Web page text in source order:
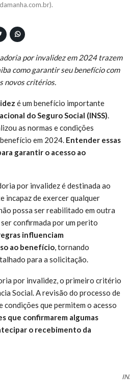
por invalidez em 2024 trazem
como garantir seu benefício com
novos critérios.
é um benefício importante
do Seguro Social (INSS)
as normas e condições
em 2024. Entender essas
garantir o acesso ao
por invalidez é destinada ao
incapaz de exercer qualquer
possa ser reabilitado em outra
confirmada por um perito
influenciam
ao benefício , tornando
para a solicitação.
por invalidez, o primeiro critério
Social. A revisão do processo de
que permitem o acesso
que confirmarem algumas
o recebimento da